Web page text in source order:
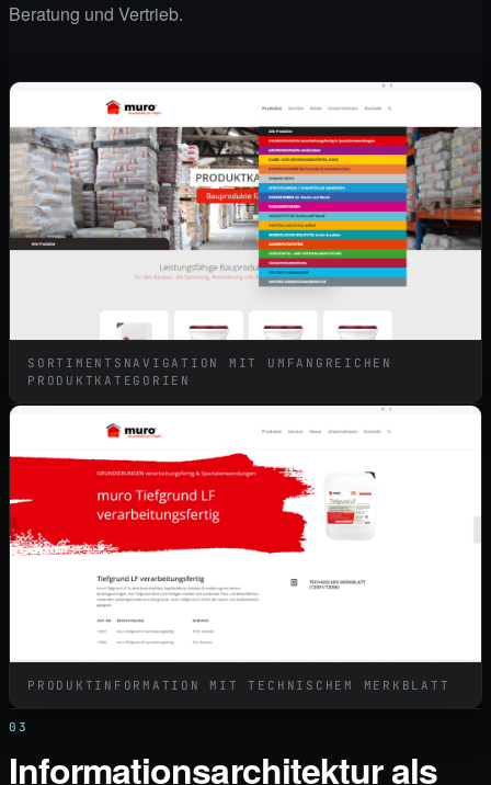
Beratung und Vertrieb.
SORTIMENTSNAVIGATION MIT UMFANGREICHEN
PRODUKTKATEGORIEN
PRODUKTINFORMATION MIT TECHNISCHEM MERKBLATT
03
Informationsarchitektur als